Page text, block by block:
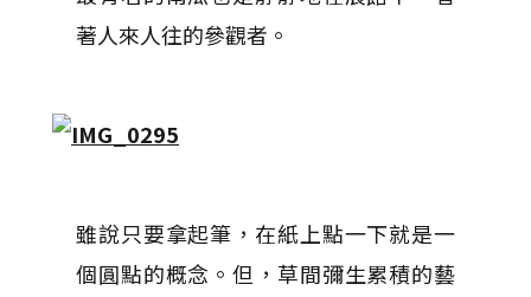
著人來人往的參觀者。
雖說只要拿起筆，在紙上點一下就是一
個圓點的概念。但，草間彌生累積的藝